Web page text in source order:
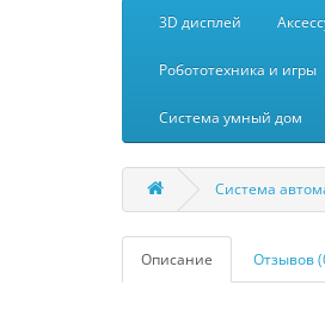
3D дисплей
Робототехника и игры
Система умный дом
Система
Описание Отзывов